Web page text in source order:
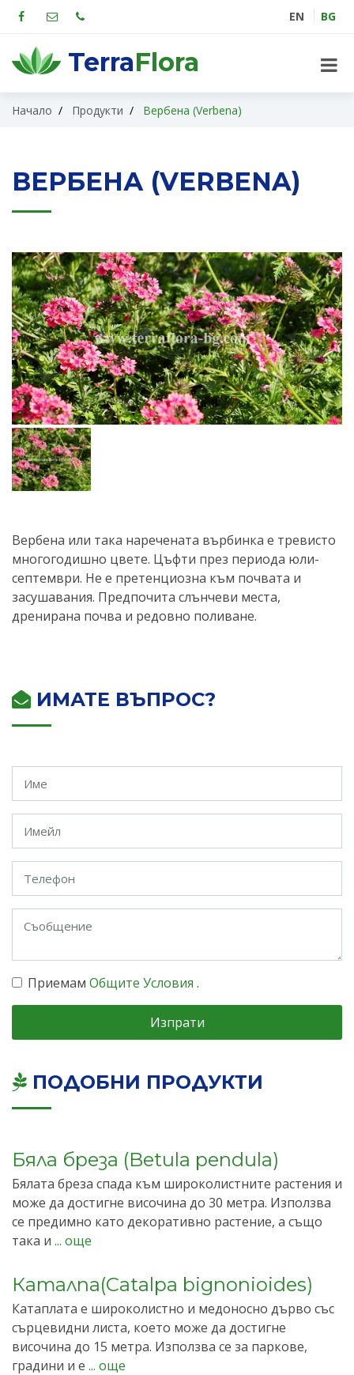
EN BG
TerraFlora
Начало Продукти Вербена (Verbena)
ВЕРБЕНА (VERBENA)
Вербена или така наречената върбинка е тревисто
многогодишно цвете. Цъфти през периода юли-
септември. Не е претенциозна към почвата и
засушавания. Предпочита слънчеви места,
дренирана почва и редовно поливане.
ИМАТЕ ВЪПРОС?
Приемам Общите Условия .
Изпрати
ПОДОБНИ ПРОДУКТИ
Бяла бреза (Betula pendula)
Бялата бреза спада към широколистните растения и
може да достигне височина до 30 метра. Използва
се предимно като декоративно растение, а също
така и ... още
Каталпа(Catalpa bignonioides)
Катаплата е широколистно и медоносно дърво със
сърцевидни листа, което може да достигне
височина до 15 метра. Използва се за паркове,
градини и е ... още